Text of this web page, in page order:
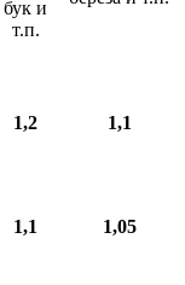
бук и
т.п.
1,2 1,1
1,1 1,05